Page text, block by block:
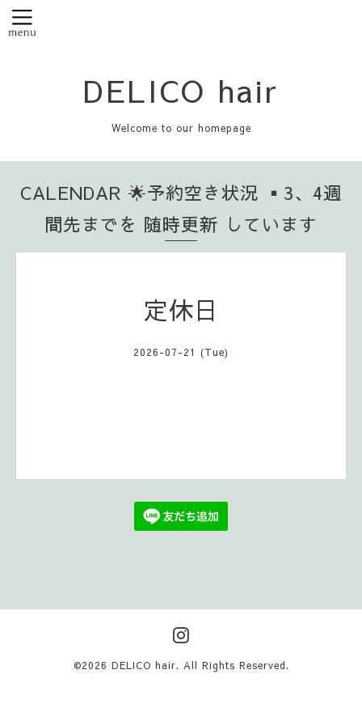
DELICO hair
Welcome to our homepage
CALENDAR 🌟予約空き状況 ▪️3、4週
間先までを 随時更新 しています
定休日
2026-07-21 (Tue)
©2026 DELICO hair. All Rights Reserved.